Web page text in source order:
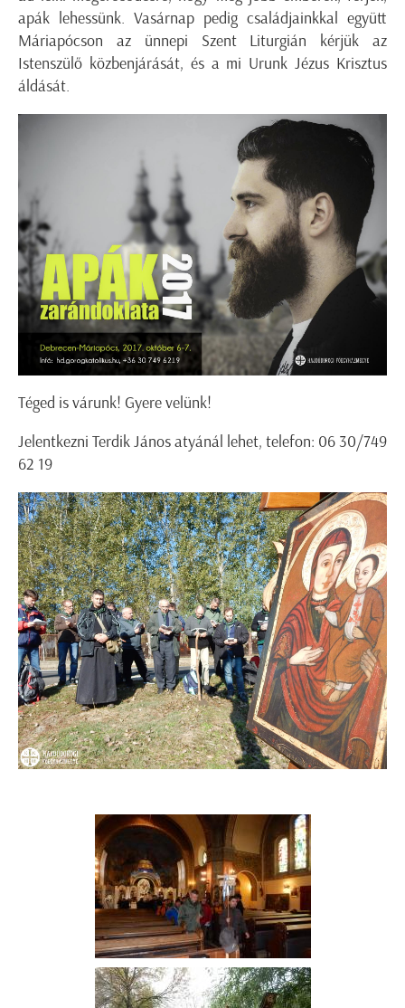
apák lehessünk. Vasárnap pedig családjainkkal együtt
Máriapócson az ünnepi Szent Liturgián kérjük az
Istenszülő közbenjárását, és a mi Urunk Jézus Krisztus
áldását.
Téged is várunk! Gyere velünk!
Jelentkezni Terdik János atyánál lehet, telefon: 06 30/749
62 19